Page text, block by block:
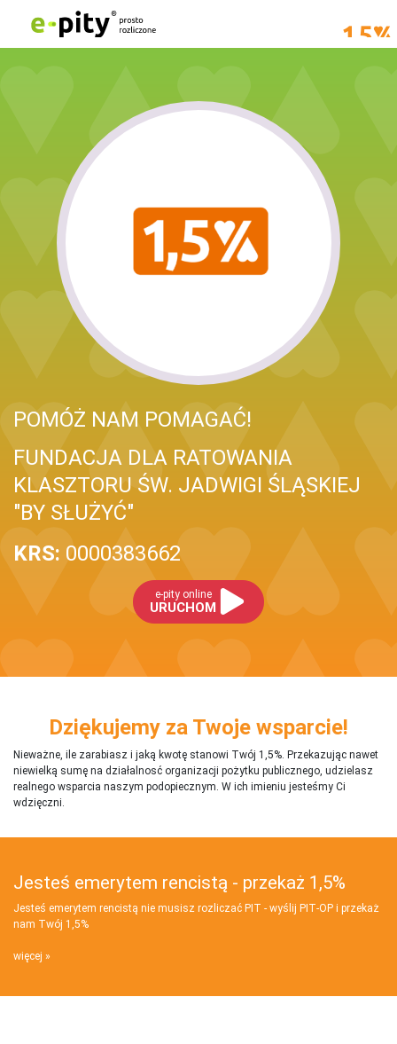
POMÓŻ NAM POMAGAĆ!
FUNDACJA DLA RATOWANIA
KLASZTORU ŚW. JADWIGI ŚLĄSKIEJ
"BY SŁUŻYĆ"
KRS: 0000383662
e-pity online
URUCHOM
Dziękujemy za Twoje wsparcie!
Nieważne, ile zarabiasz i jaką kwotę stanowi Twój 1,5%. Przekazując nawet
niewielką sumę na działalnosć organizacji pożytku publicznego, udzielasz
realnego wsparcia naszym podopiecznym. W ich imieniu jesteśmy Ci
wdzięczni.
Jesteś emerytem rencistą - przekaż 1,5%
Jesteś emerytem rencistą nie musisz rozliczać PIT - wyślij PIT‑OP i przekaż
nam Twój 1,5%
więcej